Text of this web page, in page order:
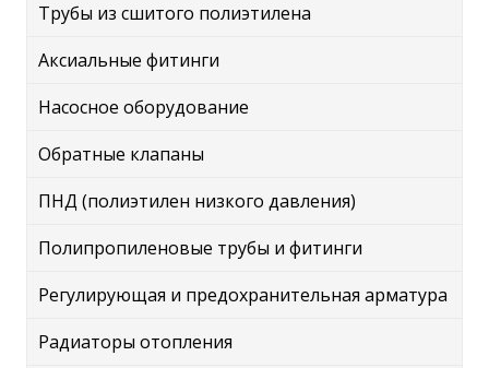
Трубы из сшитого полиэтилена
Аксиальные фитинги
Насосное оборудование
Обратные клапаны
ПНД (полиэтилен низкого давления)
Полипропиленовые трубы и фитинги
Регулирующая и предохранительная арматура
Радиаторы отопления